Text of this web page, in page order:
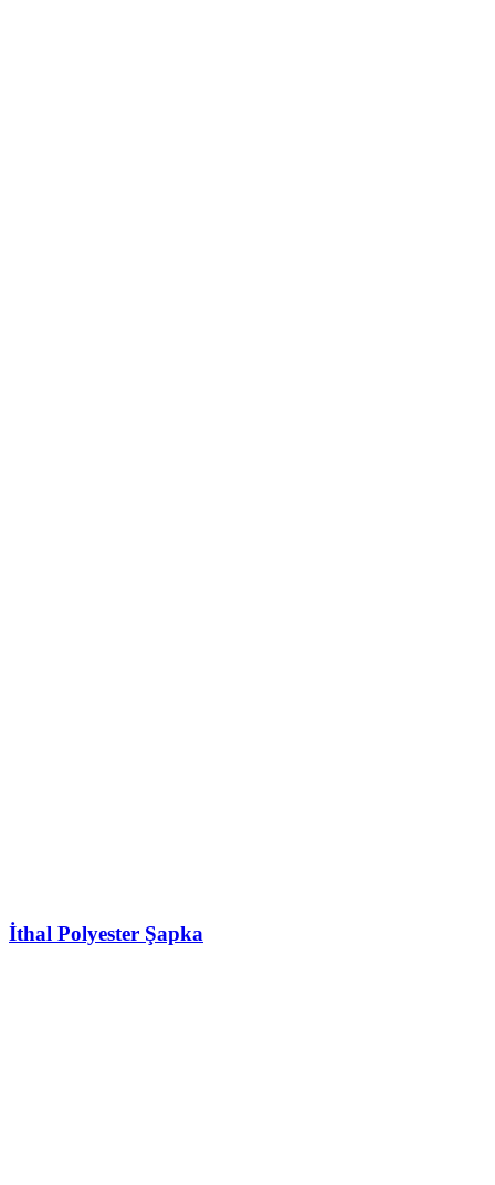
İthal Polyester Şapka